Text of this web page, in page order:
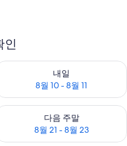
인
8월 10
내일
8월 10 - 8월 11
일 예약 가능 여부 확인, 8월
- 8월 16
다음 주말
8월 21 - 8월 23
음 주말 예약 가능 여부 확인